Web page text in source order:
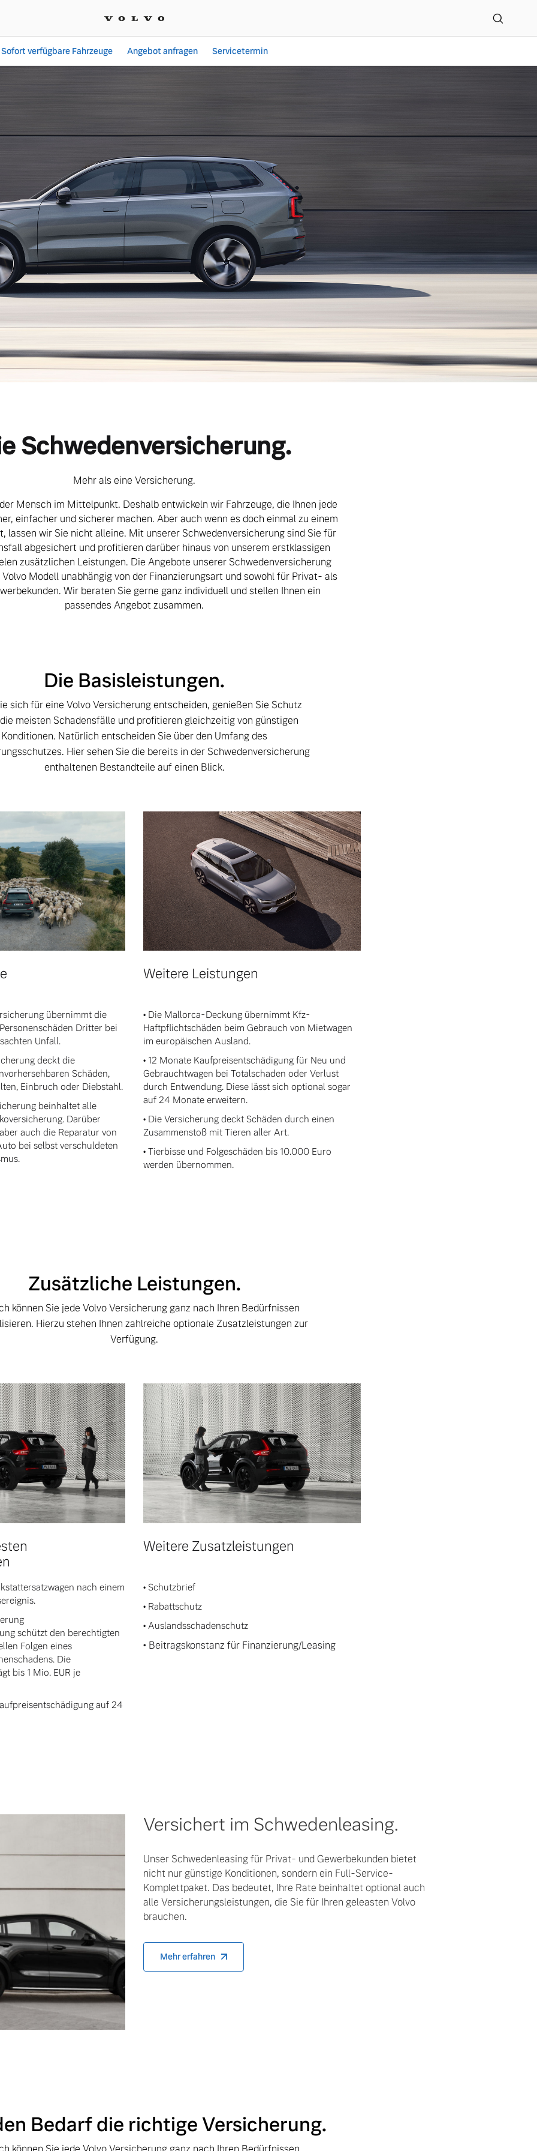
Sofort verfügbare Fahrzeuge Angebot anfragen Servicetermin
Original Volvo Winter- und Sommer Kompletträder.
Schwedenversicherung.
Mehr als eine Versicherung.
Mensch im Mittelpunkt. Deshalb entwickeln wir Fahrzeuge, die Ihnen jede
einfacher und sicherer machen. Aber auch wenn es doch einmal zu einem
lassen wir Sie nicht alleine. Mit unserer Schwedenversicherung sind Sie für
abgesichert und profitieren darüber hinaus von unserem erstklassigen
zusätzlichen Leistungen. Die Angebote unserer Schwedenversicherung
Modell unabhängig von der Finanzierungsart und sowohl für Privat- als
Wir beraten Sie gerne ganz individuell und stellen Ihnen ein
passendes Angebot zusammen.
Die Basisleistungen.
sich für eine Volvo Versicherung entscheiden, genießen Sie Schutz
meisten Schadensfälle und profitieren gleichzeitig von günstigen
Konditionen. Natürlich entscheiden Sie über den Umfang des
Hier sehen Sie die bereits in der Schwedenversicherung
enthaltenen Bestandteile auf einen Blick.
übernimmt die
Dritter bei
Unfall.
deckt die
Schäden,
Einbruch oder Diebstahl.
beinhaltet alle
Darüber
auch die Reparatur von
bei selbst verschuldeten
Weitere Leistungen
• Die Mallorca-Deckung übernimmt Kfz-
Haftpflichtschäden beim Gebrauch von Mietwagen
im europäischen Ausland.
• 12 Monate Kaufpreisentschädigung für Neu und
Gebrauchtwagen bei Totalschaden oder Verlust
durch Entwendung. Diese lässt sich optional sogar
auf 24 Monate erweitern.
• Die Versicherung deckt Schäden durch einen
Zusammenstoß mit Tieren aller Art.
• Tierbisse und Folgeschäden bis 10.000 Euro
werden übernommen.
Zusätzliche Leistungen.
können Sie jede Volvo Versicherung ganz nach Ihren Bedürfnissen
Hierzu stehen Ihnen zahlreiche optionale Zusatzleistungen zur
Verfügung.
nach einem
schützt den berechtigten
Folgen eines
Die
bis 1 Mio. EUR je
auf 24
Weitere Zusatzleistungen
• Schutzbrief
• Rabattschutz
• Auslandsschadenschutz
• Beitragskonstanz für Finanzierung/Leasing
Versichert im Schwedenleasing.
Unser Schwedenleasing für Privat- und Gewerbekunden bietet
nicht nur günstige Konditionen, sondern ein Full-Service-
Komplettpaket. Das bedeutet, Ihre Rate beinhaltet optional auch
alle Versicherungsleistungen, die Sie für Ihren geleasten Volvo
brauchen.
Mehr erfahren
Bedarf die richtige Versicherung.